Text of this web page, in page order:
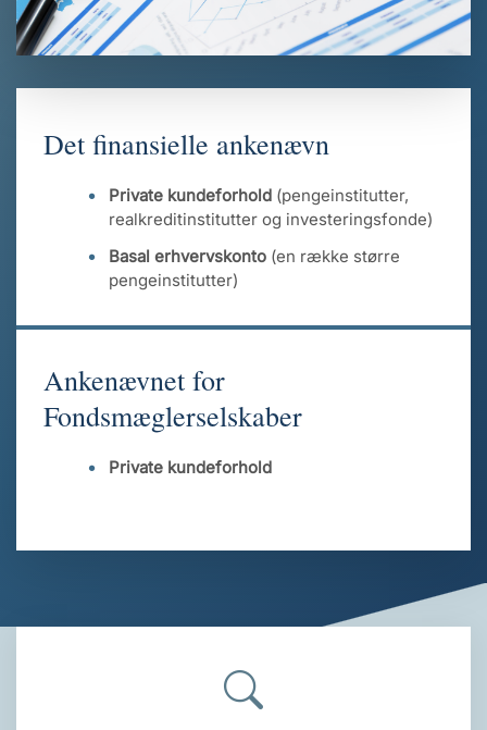
Det finansielle ankenævn
Private kundeforhold (pengeinstitutter,
realkreditinstitutter og investeringsfonde)
Basal erhvervskonto (en række større
pengeinstitutter)
Ankenævnet for
Fondsmæglerselskaber
Private kundeforhold